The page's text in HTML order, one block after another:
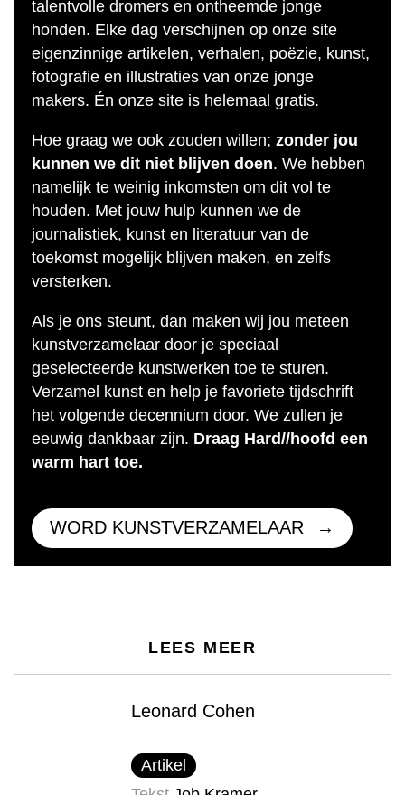
talentvolle dromers en ontheemde jonge
honden. Elke dag verschijnen op onze site
eigenzinnige artikelen, verhalen, poëzie, kunst,
fotografie en illustraties van onze jonge
makers. Én onze site is helemaal gratis.
Hoe graag we ook zouden willen; zonder jou
kunnen we dit niet blijven doen. We hebben
namelijk te weinig inkomsten om dit vol te
houden. Met jouw hulp kunnen we de
journalistiek, kunst en literatuur van de
toekomst mogelijk blijven maken, en zelfs
versterken.
Als je ons steunt, dan maken wij jou meteen
kunstverzamelaar door je speciaal
geselecteerde kunstwerken toe te sturen.
Verzamel kunst en help je favoriete tijdschrift
het volgende decennium door. We zullen je
eeuwig dankbaar zijn. Draag Hard//hoofd een
warm hart toe.
WORD KUNSTVERZAMELAAR
LEES MEER
Leonard Cohen
Artikel